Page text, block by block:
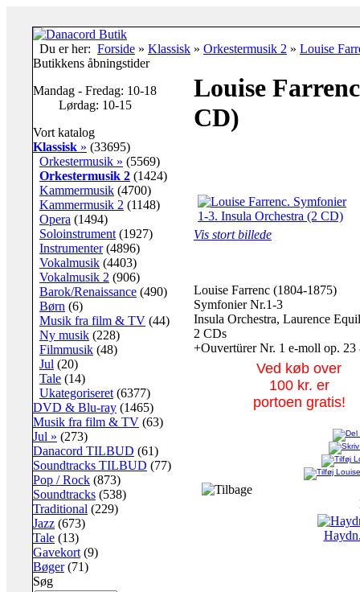
Du er her: Forside » Klassisk » Orkestermusik 2 » Louise
Butikkens åbningstider
Mandag - Fredag: 10-18
Lørdag: 10-15
Vort katalog
Klassisk » (33695)
Orkestermusik » (5569)
Orkestermusik 2 (1424)
Kammermusik (4700)
Kammermusik 2 (1148)
Opera (1494)
Soloinstrument (1927)
Instrumenter(4896)
Vokalmusik (4403)
Vokalmusik 2 (906)
Barok/Renaissance (490)
Børn (6)
Musik fra film & TV (44)
Ny musik (228)
Filmmusik (48)
Jul (20)
Tale (14)
Ukategoriseret (6377)
DVD & Blu-ray (1465)
Musik fra film & TV (63)
Jul » (273)
Danacord TILBUD (61)
Soundtracks TILBUD (77)
Pop / Rock (873)
Soundtracks (538)
Traditional (229)
Jazz (673)
Tale (13)
Gavekort (9)
Bøger(71)
Søg
Louise
CD)
Vis stort billede
Louise Farrenc (1804-1875)
Symfonier Nr.1-3
Insula Orchestra, Laurence
2 CDs
+Ouvertürer Nr. 1 e-moll op.
Ved køb over
100 kr. er
portoen gratis!